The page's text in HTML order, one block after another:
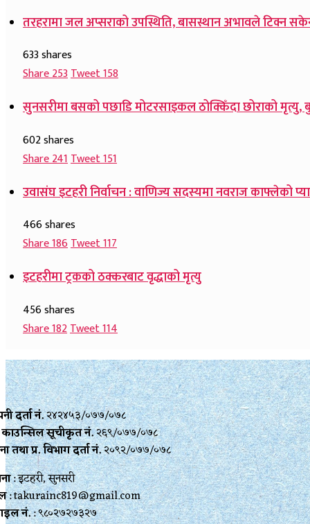
तरहरामा जल अप्सराको उपस्थिति, बासस्थान अभावले टिक्न
633 shares
Share253Tweet158
सुनसरीमा बसको पछाडि मोटरसाइकल ठोक्किँदा छोराको मृत्यु,
602 shares
Share241Tweet151
उवासंघ इटहरी निर्वाचन : वाणिज्य सदस्यमा नवराज काफ्लेको
466 shares
Share186Tweet117
इटहरीमा ट्रकको ठक्करबाट वृद्धाको मृत्यु
456 shares
Share182Tweet114
दर्ता नं.२४२४५३/०७७/०७८
काउन्सिल सूचीकृत नं.२६९/०७७/०७८
तथा प्र‍. विभाग दर्ता नं.२०९२/०७७/०७८
: इटहरी, सुनसरी
: takurainc819@gmail.com
नं.: ९८०२७२७३२७